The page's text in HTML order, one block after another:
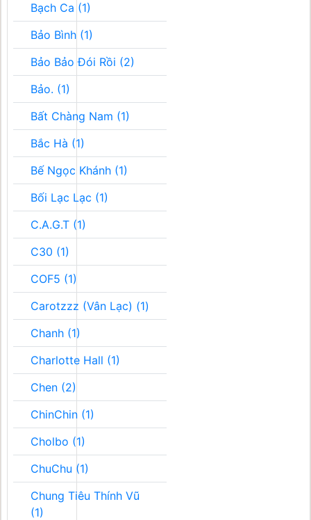
Bạch Ca (1)
Bảo Bình (1)
Bảo Bảo Đói Rồi (2)
Bảo. (1)
Bất Chàng Nam (1)
Bắc Hà (1)
Bế Ngọc Khánh (1)
Bối Lạc Lạc (1)
C.A.G.T (1)
C30 (1)
COF5 (1)
Carotzzz (Vân Lạc) (1)
Chanh (1)
Charlotte Hall (1)
Chen (2)
ChinChin (1)
Cholbo (1)
ChuChu (1)
Chung Tiêu Thính Vũ
(1)